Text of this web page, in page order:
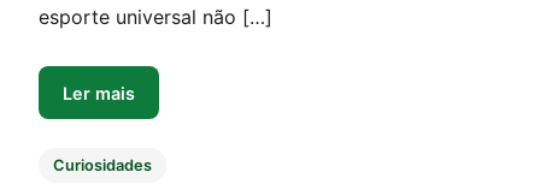
esporte universal não […]
Ler mais
Curiosidades